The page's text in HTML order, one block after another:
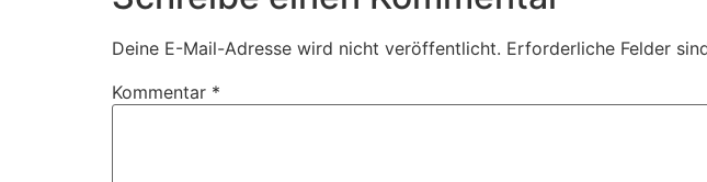
Deine E-Mail-Adresse wird nicht veröffentlicht. Erforderliche Felder
Kommentar *